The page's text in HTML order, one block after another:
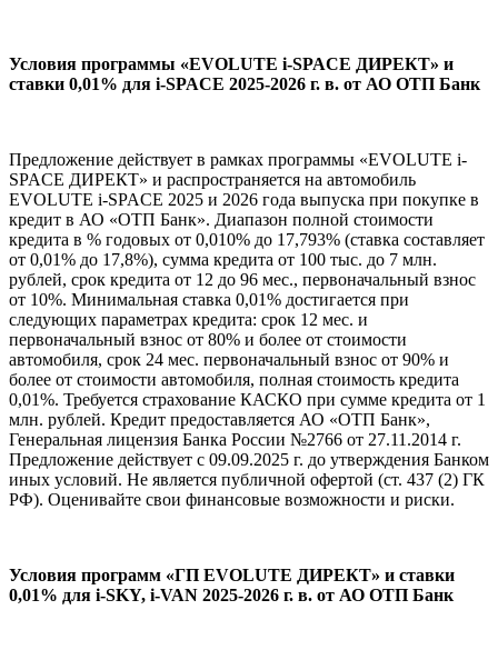
Условия программы «EVOLUTE i‑SPACE ДИРЕКТ» и
ставки 0,01% для i‑SPACE 2025-2026 г. в. от АО ОТП Банк
Предложение действует в рамках программы «EVOLUTE i-
SPACE ДИРЕКТ» и распространяется на автомобиль
EVOLUTE i-SPACE 2025 и 2026 года выпуска при покупке в
кредит в АО «ОТП Банк». Диапазон полной стоимости
кредита в % годовых от 0,010% до 17,793% (ставка составляет
от 0,01% до 17,8%), сумма кредита от 100 тыс. до 7 млн.
рублей, срок кредита от 12 до 96 мес., первоначальный взнос
от 10%. Минимальная ставка 0,01% достигается при
следующих параметрах кредита: срок 12 мес. и
первоначальный взнос от 80% и более от стоимости
автомобиля, срок 24 мес. первоначальный взнос от 90% и
более от стоимости автомобиля, полная стоимость кредита
0,01%. Требуется страхование КАСКО при сумме кредита от 1
млн. рублей. Кредит предоставляется АО «ОТП Банк»,
Генеральная лицензия Банка России №2766 от 27.11.2014 г.
Предложение действует с 09.09.2025 г. до утверждения Банком
иных условий. Не является публичной офертой (ст. 437 (2) ГК
РФ). Оценивайте свои финансовые возможности и риски.
Условия программ «ГП EVOLUTE ДИРЕКТ» и ставки
0,01% для i‑SKY, i‑VAN 2025-2026 г. в. от АО ОТП Банк